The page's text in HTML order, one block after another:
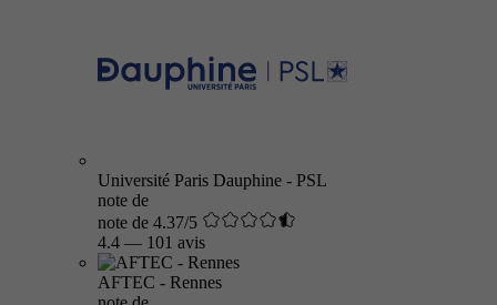
Université Paris Dauphine - PSL
note de
note de 4.37/5
4.4 — 101 avis
AFTEC - Rennes